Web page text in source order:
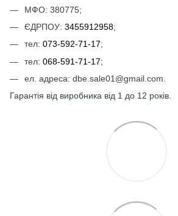
МФО: 380775;
ЄДРПОУ: 3455912958;
тел: 073-592-71-17;
тел: 068-591-71-17;
ел. адреса: dbe.sale01@gmail.com.
Гарантія від виробника від 1 до 12 років.